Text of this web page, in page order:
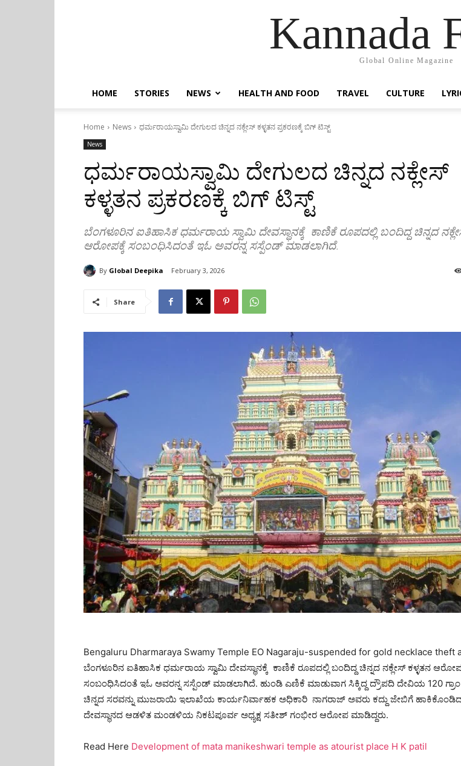
Kannada
Global Online Magazine
HOME STORIES NEWS HEALTH AND FOOD TRAVEL CULTURE
Home News ಧರ್ಮರಾಯಸ್ವಾಮಿ ದೇಗುಲದ ಚಿನ್ನದ ನಕ್ಲೇಸ್ ಕಳ್ಳತನ ಪ್ರಕರಣಕ್ಕೆ ಬಿಗ್ ಟಿಸ್ಟ್
News
ಧರ್ಮರಾಯಸ್ವಾಮಿ ದೇಗುಲದ ಚಿನ್ನದ ನಕ್ಲೇಸ್
ಕಳ್ಳತನ ಪ್ರಕರಣಕ್ಕೆ ಬಿಗ್ ಟಿಸ್ಟ್
ಬೆಂಗಳೂರಿನ ಐತಿಹಾಸಿಕ ಧರ್ಮರಾಯ ಸ್ವಾಮಿ ದೇವಸ್ಥಾನಕ್ಕೆ ಕಾಣಿಕೆ ರೂಪದಲ್ಲಿ ಬಂದಿದ್ದ ಚಿನ್ನದ
ಆರೋಪಕ್ಕೆ ಸಂಬಂಧಿಸಿದಂತೆ ಇಓ ಅವರನ್ನ ಸಸ್ಪೆಂಡ್ ಮಾಡಲಾಗಿದೆ.
By Global Deepika February 3, 2026
Share
Bengaluru Dharmaraya Swamy Temple EO Nagaraju-suspended for gold necklace theft
ಬೆಂಗಳೂರಿನ ಐತಿಹಾಸಿಕ ಧರ್ಮರಾಯ ಸ್ವಾಮಿ ದೇವಸ್ಥಾನಕ್ಕೆ ಕಾಣಿಕೆ ರೂಪದಲ್ಲಿ ಬಂದಿದ್ದ ಚಿನ್ನದ ನಕ್ಲೇಸ್ ಕಳ್ಳತನ
ಸಂಬಂಧಿಸಿದಂತೆ ಇಓ ಅವರನ್ನ ಸಸ್ಪೆಂಡ್ ಮಾಡಲಾಗಿದೆ. ಹುಂಡಿ ಎಣಿಕೆ ಮಾಡುವಾಗ ಸಿಕ್ಕಿದ್ದ ದ್ರೌಪದಿ ದೇವಿಯ 120
ಚಿನ್ನದ ಸರವನ್ನು ಮುಜರಾಯಿ ಇಲಾಖೆಯ ಕಾರ್ಯನಿರ್ವಾಹಕ ಅಧಿಕಾರಿ ನಾಗರಾಜ್ ಅವರು ಕದ್ದು ಜೇಬಿಗೆ
ದೇವಸ್ಥಾನದ ಆಡಳಿತ ಮಂಡಳಿಯ ನಿಕಟಪೂರ್ವ ಅಧ್ಯಕ್ಷ ಸತೀಶ್ ಗಂಭೀರ ಆರೋಪ ಮಾಡಿದ್ದರು.
Read Here Development of mata manikeshwari temple as atourist place H K patil